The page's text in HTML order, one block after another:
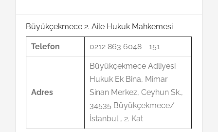
Büyükçekmece 2. Aile Hukuk Mahkemesi
Telefon 0212 863 6048 - 151
Adres
Büyükçekmece Adliyesi
Hukuk Ek Bina, Mimar
Sinan Merkez, Ceyhun Sk.,
34535 Büyükçekmece/
İstanbul , 2. Kat